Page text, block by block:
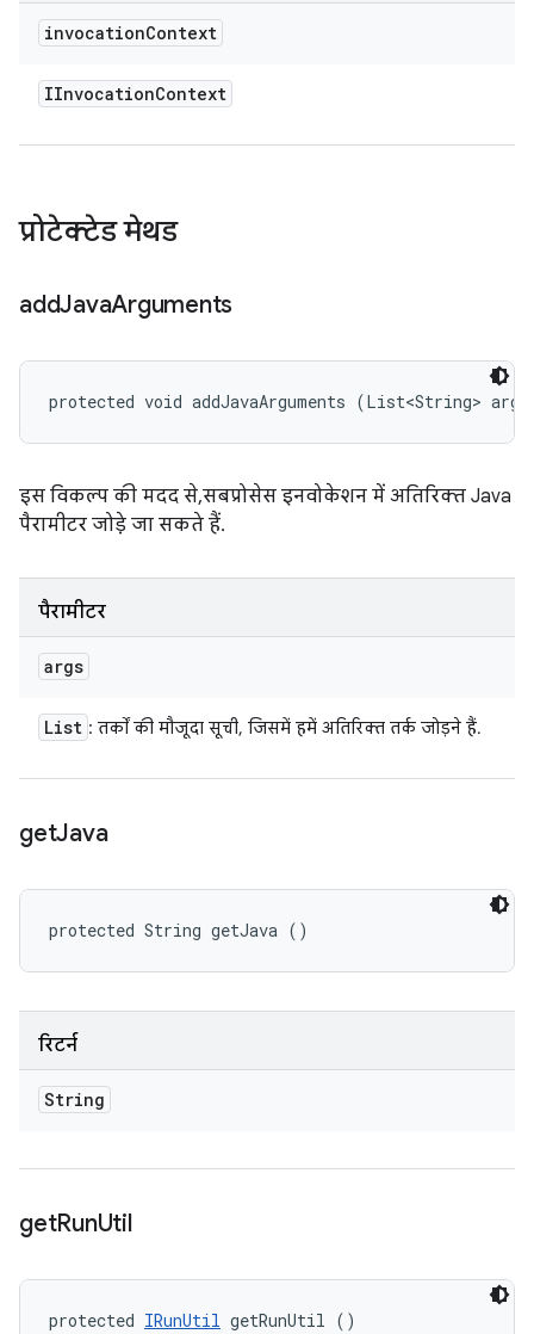
invocationContext
IInvocationContext
प्रोटेक्टेड मेथड
addJavaArguments
protected void addJavaArguments (List<String>
इस विकल्प की मदद से, सबप्रोसेस इनवोकेशन में अतिरिक्त Java
पैरामीटर जोड़े जा सकते हैं.
पैरामीटर
args
List : तर्कों की मौजूदा सूची, जिसमें हमें अतिरिक्त तर्क जोड़ने हैं.
getJava
protected String getJava ()
रिटर्न
String
getRunUtil
protected IRunUtil getRunUtil ()